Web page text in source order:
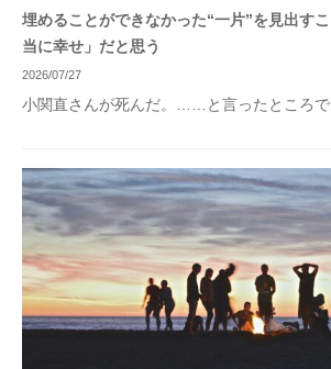
埋めることができなかった“一片”を見出す
当に幸せ」だと思う
2026/07/27
小関直さんが死んだ。……と言ったところ